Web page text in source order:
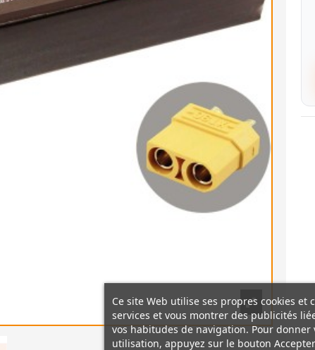
Ce site Web utilise ses propres cookies
services et vous montrer des publicités
vos habitudes de navigation. Pour donner
utilisation, appuyez sur le bouton